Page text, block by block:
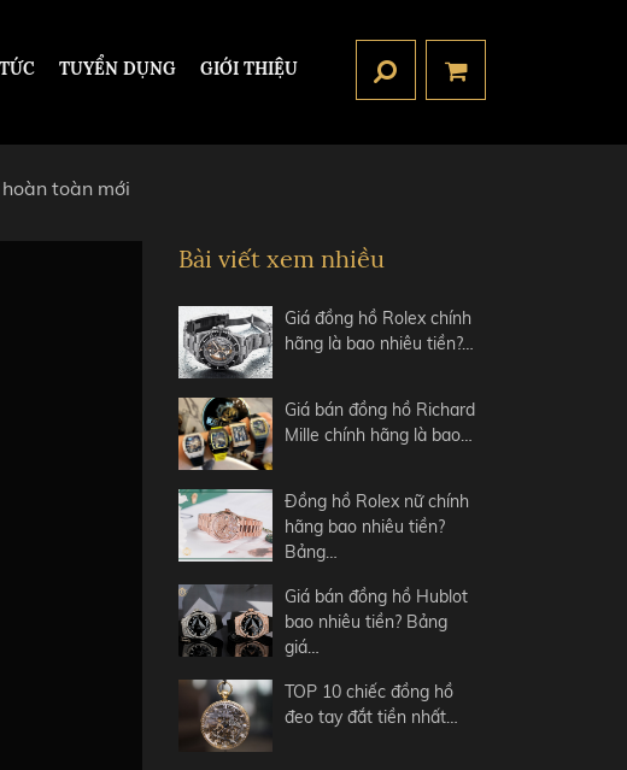
TUYỂN DỤNG GIỚI THIỆU
toàn mới
Bài viết xem nhiều
Giá đồng hồ Rolex chính
hãng là bao nhiêu tiền?…
Giá bán đồng hồ Richard
Mille chính hãng là bao…
Đồng hồ Rolex nữ chính
hãng bao nhiêu tiền?
Bảng…
Giá bán đồng hồ Hublot
bao nhiêu tiền? Bảng
giá…
TOP 10 chiếc đồng hồ
đeo tay đắt tiền nhất…